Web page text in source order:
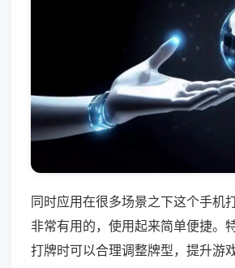
同时应用在很多场景之下这个手机
非常有用的，使用起来简单便捷。
打牌时可以合理调整牌型，提升游